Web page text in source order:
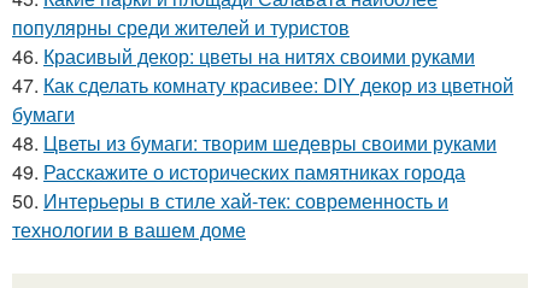
популярны среди жителей и туристов
46. Красивый декор: цветы на нитях своими руками
47. Как сделать комнату красивее: DIY декор из цветной
бумаги
48. Цветы из бумаги: творим шедевры своими руками
49. Расскажите о исторических памятниках города
50. Интерьеры в стиле хай-тек: современность и
технологии в вашем доме